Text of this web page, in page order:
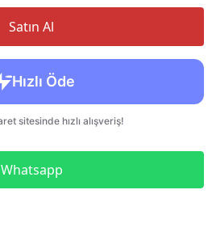
Satın Al
Whatsapp